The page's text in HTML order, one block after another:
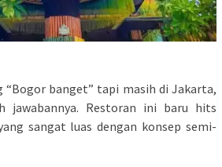
“Bogor banget” tapi masih di Jakarta,
jawabannya. Restoran ini baru hits
sangat luas dengan konsep semi-